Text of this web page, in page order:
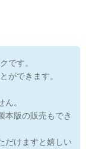
です。
ができます。
。
本版の販売もでき
だけますと嬉しい